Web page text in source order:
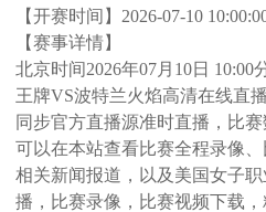
【开赛时间】 2026-07-10
【赛事详情】
北京时间2026年07月10日
王牌VS波特兰火焰高清在线直
同步官方直播源准时直播，比
可以在本站查看比赛全程录像
相关新闻报道，以及美国女子
播，比赛录像，比赛视频下载